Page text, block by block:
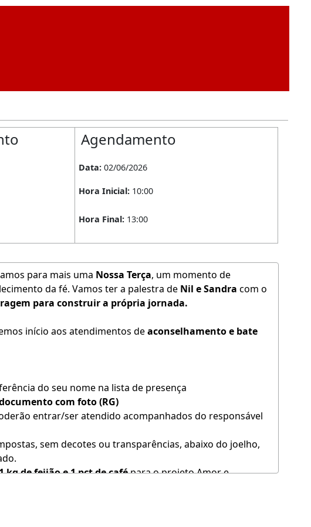
Agendamento
Data: 02/06/2026
Hora Inicial: 10:00
Hora Final: 13:00
para mais uma Nossa Terça, um momento de
da fé. Vamos ter a palestra de Nil e Sandra com o
para construir a própria jornada.
início aos atendimentos deaconselhamento e bate
do seu nome na lista de presença
com foto (RG)
entrar/ser atendido acompanhados do responsável
sem decotes ou transparências, abaixo do joelho,
kg de feijão e 1 pct de cafépara o projeto Amor e